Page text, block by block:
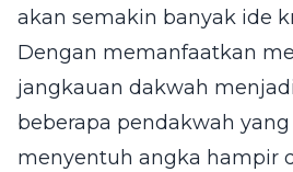
akan semakin banyak ide
Dengan memanfaatkan
jangkauan dakwah
beberapa pendakwah
menyentuh angka hampir